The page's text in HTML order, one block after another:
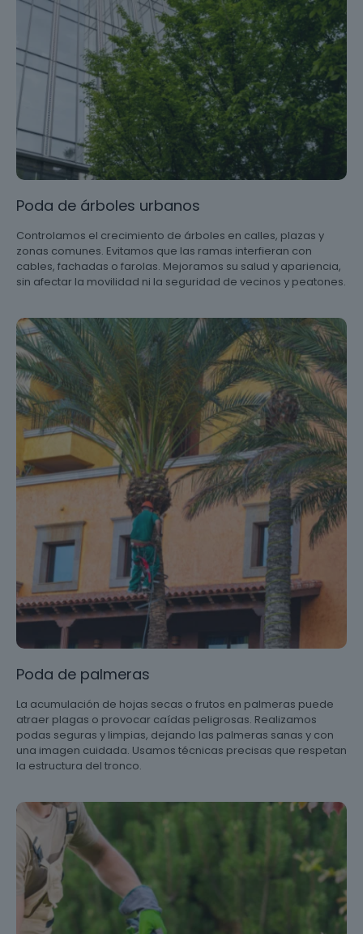
Poda de árboles urbanos
Controlamos el crecimiento de árboles en calles, plazas y
zonas comunes. Evitamos que las ramas interfieran con
cables, fachadas o farolas. Mejoramos su salud y apariencia,
sin afectar la movilidad ni la seguridad de vecinos y peatones.
Poda de palmeras
La acumulación de hojas secas o frutos en palmeras puede
atraer plagas o provocar caídas peligrosas. Realizamos
podas seguras y limpias, dejando las palmeras sanas y con
una imagen cuidada. Usamos técnicas precisas que respetan
la estructura del tronco.